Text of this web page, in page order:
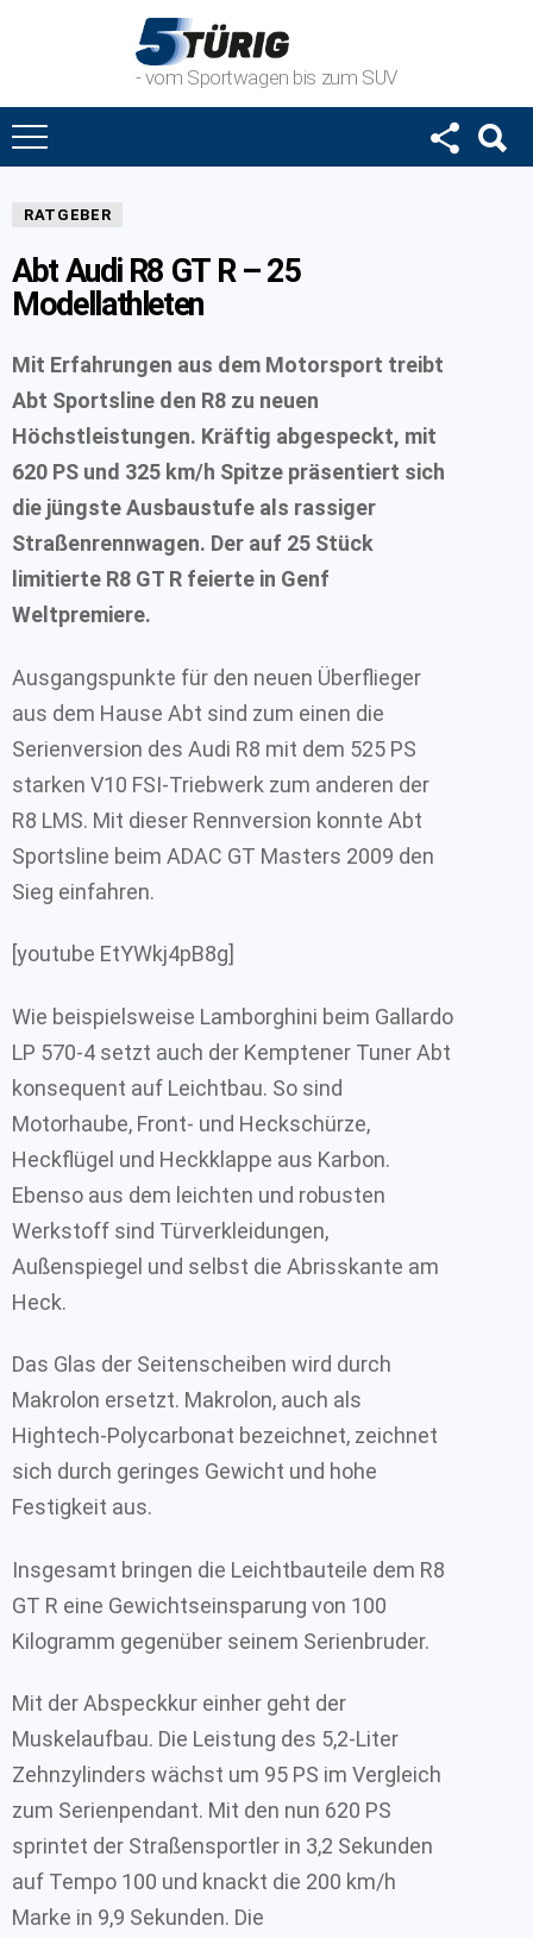
- vom Sportwagen bis zum SUV
RATGEBER
Abt Audi R8 GT R – 25
Modellathleten
Mit Erfahrungen aus dem Motorsport treibt
Abt Sportsline den R8 zu neuen
Höchstleistungen. Kräftig abgespeckt, mit
620 PS und 325 km/h Spitze präsentiert sich
die jüngste Ausbaustufe als rassiger
Straßenrennwagen. Der auf 25 Stück
limitierte R8 GT R feierte in Genf
Weltpremiere.
Ausgangspunkte für den neuen Überflieger
aus dem Hause Abt sind zum einen die
Serienversion des Audi R8 mit dem 525 PS
starken V10 FSI-Triebwerk zum anderen der
R8 LMS. Mit dieser Rennversion konnte Abt
Sportsline beim ADAC GT Masters 2009 den
Sieg einfahren.
[youtube EtYWkj4pB8g]
Wie beispielsweise Lamborghini beim Gallardo
LP 570-4 setzt auch der Kemptener Tuner Abt
konsequent auf Leichtbau. So sind
Motorhaube, Front- und Heckschürze,
Heckflügel und Heckklappe aus Karbon.
Ebenso aus dem leichten und robusten
Werkstoff sind Türverkleidungen,
Außenspiegel und selbst die Abrisskante am
Heck.
Das Glas der Seitenscheiben wird durch
Makrolon ersetzt. Makrolon, auch als
Hightech-Polycarbonat bezeichnet, zeichnet
sich durch geringes Gewicht und hohe
Festigkeit aus.
Insgesamt bringen die Leichtbauteile dem R8
GT R eine Gewichtseinsparung von 100
Kilogramm gegenüber seinem Serienbruder.
Mit der Abspeckkur einher geht der
Muskelaufbau. Die Leistung des 5,2-Liter
Zehnzylinders wächst um 95 PS im Vergleich
zum Serienpendant. Mit den nun 620 PS
sprintet der Straßensportler in 3,2 Sekunden
auf Tempo 100 und knackt die 200 km/h
Marke in 9,9 Sekunden. Die